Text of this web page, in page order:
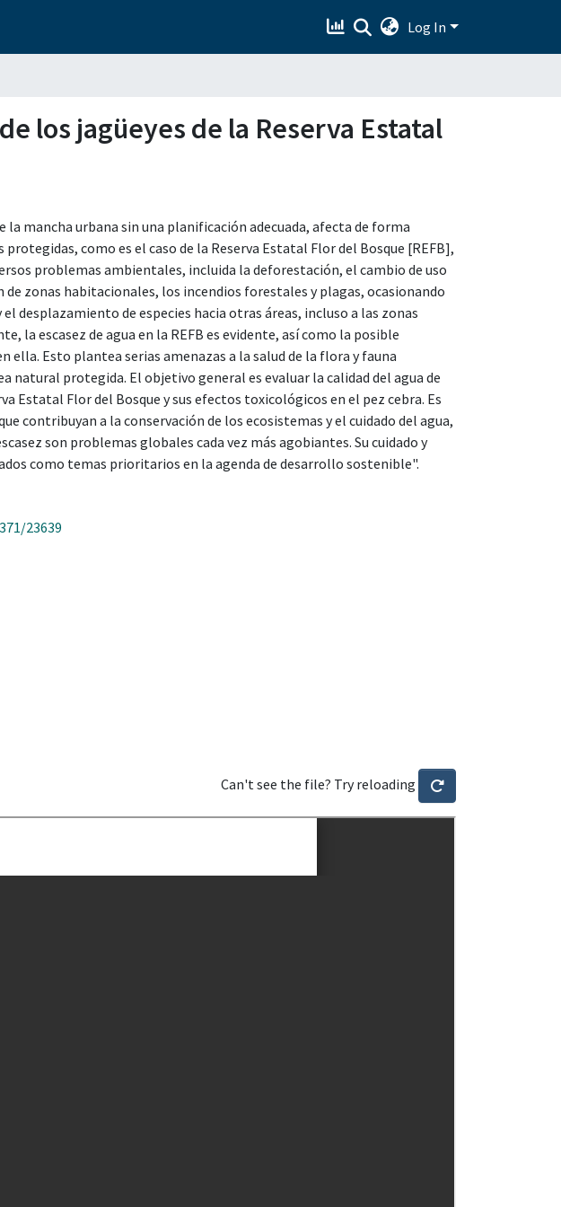
Log In
los jagüeyes de la Reserva Estatal
mancha urbana sin una planificación adecuada, afecta de forma
como es el caso de la Reserva Estatal Flor del Bosque [REFB],
problemas ambientales, incluida la deforestación, el cambio de uso
de zonas habitacionales, los incendios forestales y plagas, ocasionando
desplazamiento de especies hacia otras áreas, incluso a las zonas
la escasez de agua en la REFB es evidente, así como la posible
ella. Esto plantea serias amenazas a la salud de la flora y fauna
natural protegida. El objetivo general es evaluar la calidad del agua de
Estatal Flor del Bosque y sus efectos toxicológicos en el pez cebra. Es
contribuyan a la conservación de los ecosistemas y el cuidado del agua,
son problemas globales cada vez más agobiantes. Su cuidado y
como temas prioritarios en la agenda de desarrollo sostenible".
23639
Can't see the file? Try reloading